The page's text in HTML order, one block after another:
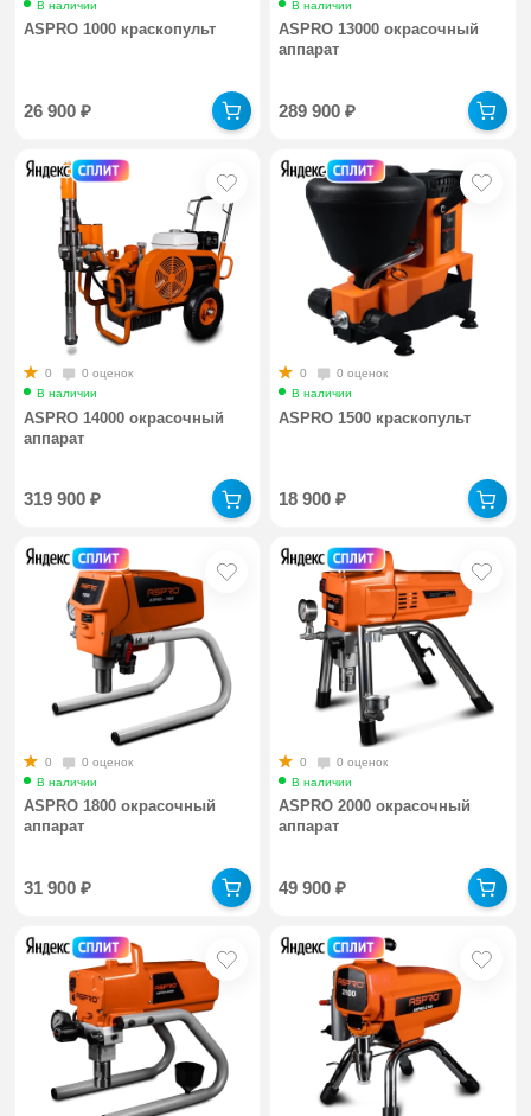
В наличии
ASPRO 1000 краскопульт
26 900₽
В наличии
ASPRO 13000 окрасочный
аппарат
289 900₽
0
0 оценок
В наличии
ASPRO 14000 окрасочный
аппарат
319 900₽
0
0 оценок
В наличии
ASPRO 1500 краскопульт
18 900₽
0
0 оценок
В наличии
ASPRO 1800 окрасочный
аппарат
31 900₽
0
0 оценок
В наличии
ASPRO 2000 окрасочный
аппарат
49 900₽